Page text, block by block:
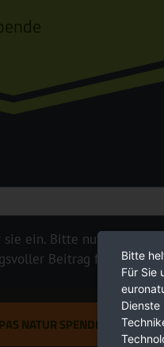
ein. Bitte nutzen Sie
Beitrag für eine
NATUR SPENDEN
Bitte
Für Sie